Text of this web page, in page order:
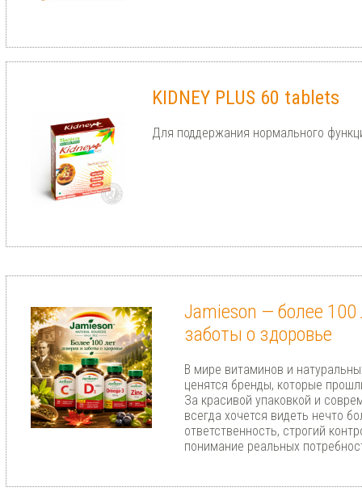
KIDNEY PLUS 60 tablets
Для поддержания нормального
Jamieson — более 100
заботы о здоровье
В мире витаминов и
ценятся бренды, которые
За красивой упаковкой и
всегда хочется видеть нечто
ответственность, строгий
понимание реальных